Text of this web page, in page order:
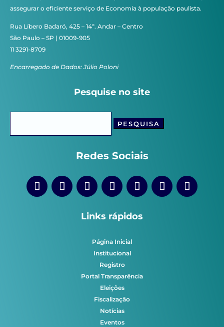
assegurar o eficiente serviço de Economia à população paulista.
Rua Líbero Badaró, 425 – 14º. Andar – Centro
São Paulo – SP | 01009-905
11 3291-8709
Encarregado de Dados: Júlio Poloni
Pesquise no site
Redes Sociais
Links rápidos
Página Inicial
Institucional
Registro
Portal Transparência
Eleições
Fiscalização
Notícias
Eventos